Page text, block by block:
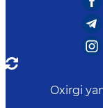
Oxirgi